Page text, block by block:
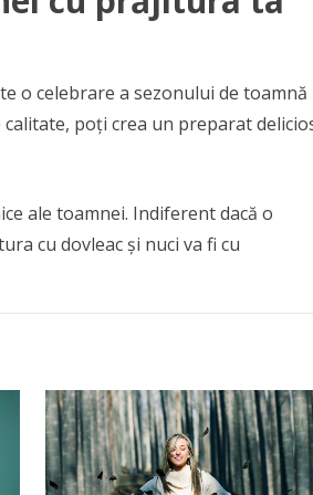
o celebrare a sezonului de toamnă
poți crea un preparat
ale toamnei. Indiferent dacă o
cu dovleac și nuci va fi cu